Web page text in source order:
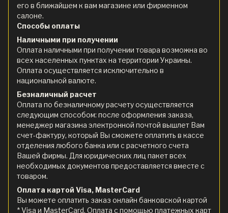
его в ближайшем к вам магазине или фирменном
салоне.
Способы оплаты
Наличными при получении
Оплата наличными при получении товара возможна во
всех населенных пунктах на территории Украины.
Оплата осуществляется исключительно в
национальной валюте.
Безналичный расчет
Оплата по безналичному расчету осуществляется
следующим способом: после оформления заказа,
менеджер магазина электронной почтой вышлет Вам
счет-фактуру, который Вы сможете оплатить в кассе
отделения любого банка или с расчетного счета
Вашей фирмы. Для юридических лиц пакет всех
необходимых документов предоставляется вместе с
товаром.
Оплата картой Visa, MasterCard
Вы можете оплатить заказ онлайн банковской картой
* Visa и MasterCard. Оплата с помощью платежных карт